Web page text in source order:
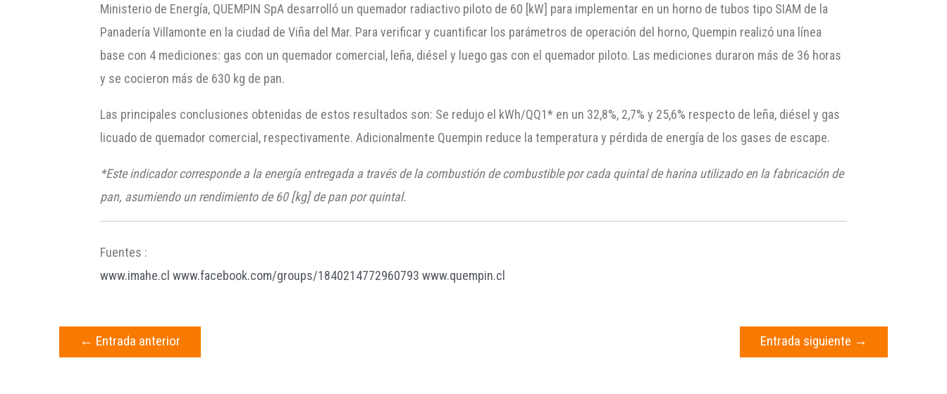
Ministerio de Energía, QUEMPIN SpA desarrolló un quemador radiactivo piloto de 60 [kW] para implementar en un horno de tubos tipo SIAM de la
Panadería Villamonte en la ciudad de Viña del Mar. Para verificar y cuantificar los parámetros de operación del horno, Quempin realizó una línea
base con 4 mediciones: gas con un quemador comercial, leña, diésel y luego gas con el quemador piloto. Las mediciones duraron más de 36 horas
y se cocieron más de 630 kg de pan.
Las principales conclusiones obtenidas de estos resultados son: Se redujo el kWh/QQ1* en un 32,8%, 2,7% y 25,6% respecto de leña, diésel y gas
licuado de quemador comercial, respectivamente. Adicionalmente Quempin reduce la temperatura y pérdida de energía de los gases de escape.
*Este indicador corresponde a la energía entregada a través de la combustión de combustible por cada quintal de harina utilizado en la fabricación de
pan, asumiendo un rendimiento de 60 [kg] de pan por quintal.
Fuentes :
www.imahe.cl www.facebook.com/groups/1840214772960793 www.quempin.cl
← Entrada anterior Entrada siguiente →